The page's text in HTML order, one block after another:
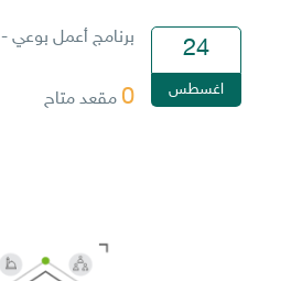
24
اغسطس
برنامج أعمل بوعي - Online Workshop
0 مقعد متاح